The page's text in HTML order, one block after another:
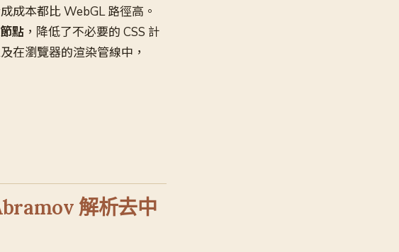
成本都比 WebGL 路徑高。
點 ，降低了不必要的 CSS 計
在瀏覽器的渲染管線中，
解析去中